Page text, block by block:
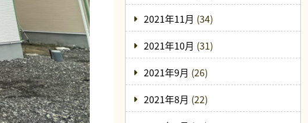
2021年11月 (34)
2021年10月 (31)
2021年9月 (26)
2021年8月 (22)